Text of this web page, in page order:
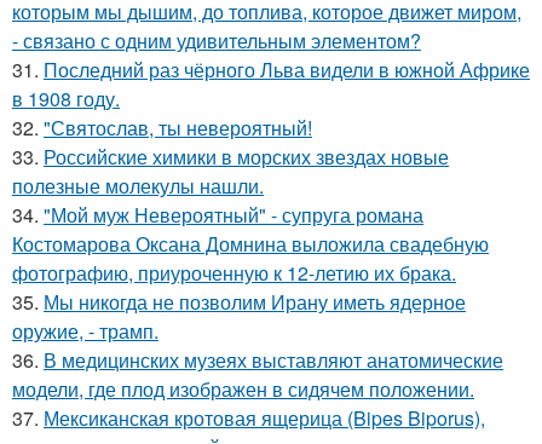
которым мы дышим, до топлива, которое движет миром,
- связано с одним удивительным элементом?
31. Последний раз чёрного Льва видели в южной Африке
в 1908 году.
32. "Святослав, ты невероятный!
33. Российские химики в морских звездах новые
полезные молекулы нашли.
34. "Мой муж Невероятный" - супруга романа
Костомарова Оксана Домнина выложила свадебную
фотографию, приуроченную к 12-летию их брака.
35. Мы никогда не позволим Ирану иметь ядерное
оружие, - трамп.
36. В медицинских музеях выставляют анатомические
модели, где плод изображен в сидячем положении.
37. Мексиканская кротовая ящерица (Bipes Biporus),